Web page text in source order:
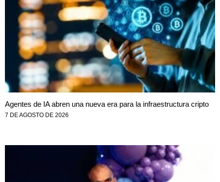
Agentes de IA abren una nueva era para la infraestructura cripto
7 DE AGOSTO DE 2026